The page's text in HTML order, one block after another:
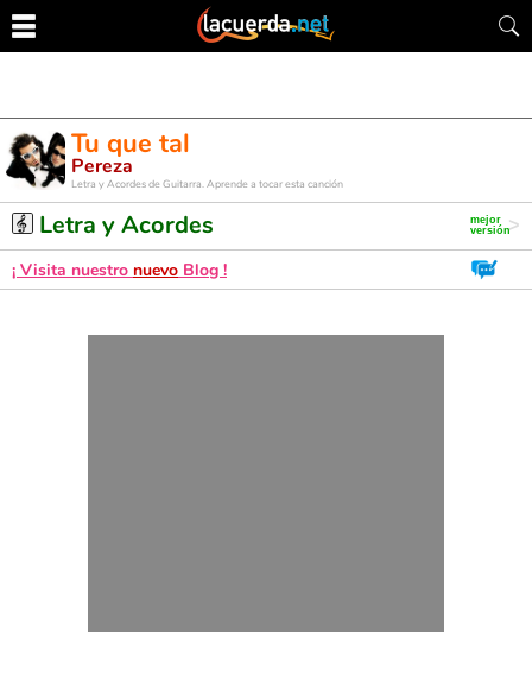
Tu que tal
Pereza
Letra y Acordes de Guitarra. Aprende a tocar esta canción
Letra y Acordes
¡ Visita nuestro nuevo Blog !